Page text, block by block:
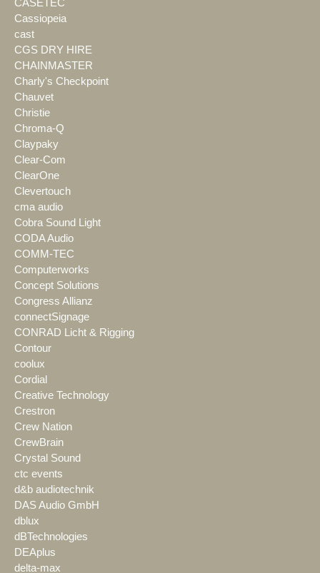
CASETEC
Cassiopeia
cast
CGS DRY HIRE
CHAINMASTER
Charly's Checkpoint
Chauvet
Christie
Chroma-Q
Claypaky
Clear-Com
ClearOne
Clevertouch
cma audio
Cobra Sound Light
CODA Audio
COMM-TEC
Computerworks
Concept Solutions
Congress Allianz
connectSignage
CONRAD Licht & Rigging
Contour
coolux
Cordial
Creative Technology
Crestron
Crew Nation
CrewBrain
Crystal Sound
ctc events
d&b audiotechnik
DAS Audio GmbH
dblux
dBTechnologies
DEAplus
delta-max